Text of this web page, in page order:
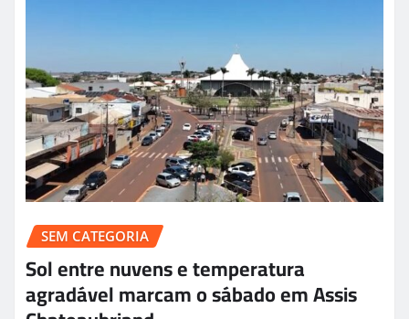
SEM CATEGORIA
Sol entre nuvens e temperatura
agradável marcam o sábado em Assis